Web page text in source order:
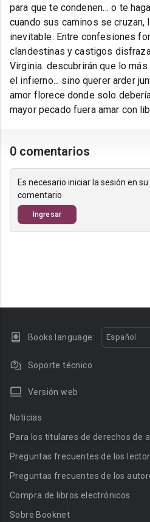
para que te condenen… o te
cuando sus caminos se
inevitable. Entre confesiones
clandestinas y castigos
Virginia. descubrirán que lo
el infierno... sino querer arder
amor florece donde solo
mayor pecado fuera amar con
0 comentarios
Es necesario iniciar la sesión en
comentario
Ingresar
Books language: Español
Soporte técnico
Versión web
Noticias
Para los titulares de derechos de
Preguntas frecuentes de los
Preguntas frecuentes de los
Compra de libros electrónicos
Sobre Booknet